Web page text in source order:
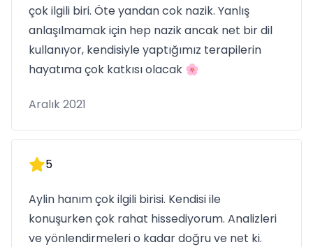
çok ilgili biri. Öte yandan cok nazik. Yanlış
anlaşılmamak için hep nazik ancak net bir dil
kullanıyor, kendisiyle yaptığımız terapilerin
hayatıma çok katkısı olacak 🌸
Aralık 2021
5
Aylin hanım çok ilgili birisi. Kendisi ile
konuşurken çok rahat hissediyorum. Analizleri
ve yönlendirmeleri o kadar doğru ve net ki.